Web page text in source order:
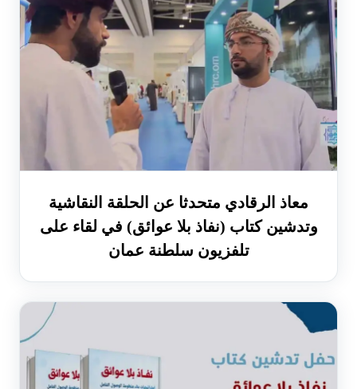
معاذ الرقادي متحدثا عن الحلقة النقاشية
وتدشين كتاب (نفاذ بلا عوائق) في لقاء على
تلفزيون سلطنة عمان